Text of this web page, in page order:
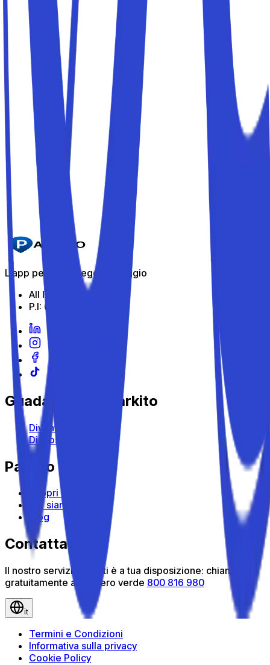
Cos'è un Parkito?
Come si prenota un Parkito?
Come funzionano gli accessi?
Sono sicuri i Parkito?
Non ho mai sentito parlare di Parkito, è affidabile?
L'app per i parcheggi in viaggio
All Indabox Srl
P.I: 04099131205
Guadagna con Parkito
Diventa Host
Dispositivi
Parkito
Scopri Parkito
Chi siamo
Blog
Contattaci
Il nostro servizio clienti è a tua disposizione: chiamaci
gratuitamente al numero verde 800 816 980
it
Termini e Condizioni
Informativa sulla privacy
Cookie Policy